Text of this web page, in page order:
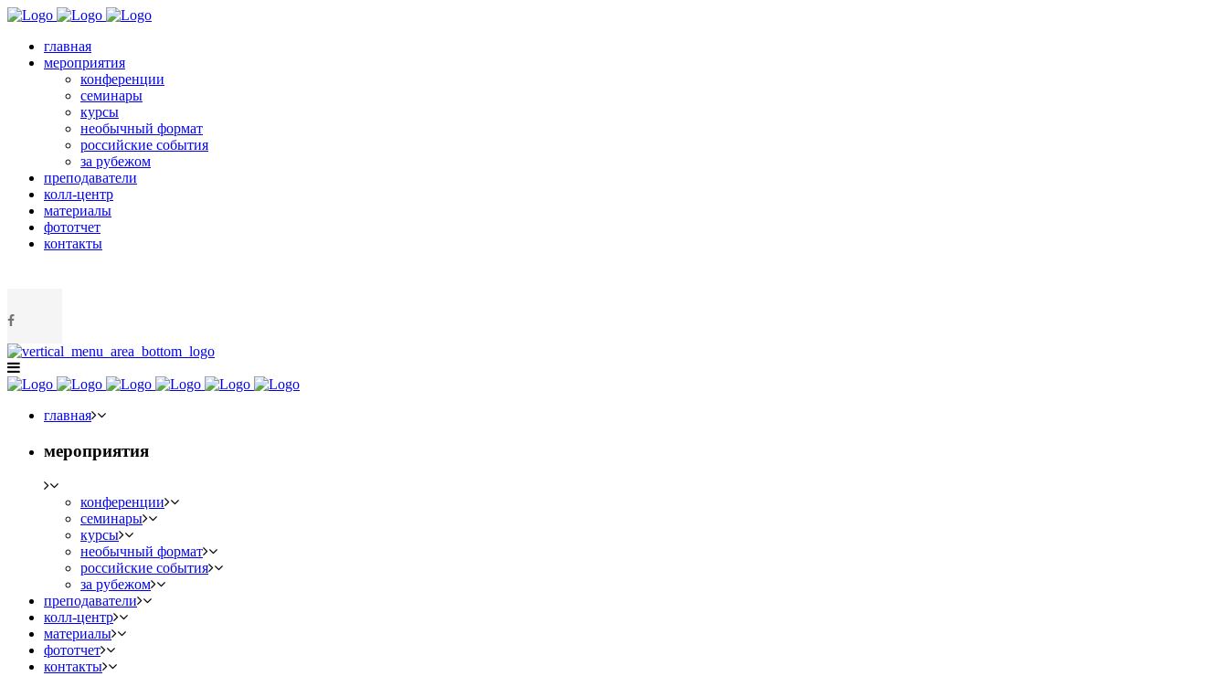
главная
мероприятия
конференции
семинары
курсы
необычный формат
российские события
за рубежом
преподаватели
колл-центр
материалы
фототчет
контакты
главная
мероприятия
конференции
семинары
курсы
необычный формат
российские события
за рубежом
преподаватели
колл-центр
материалы
фототчет
контакты